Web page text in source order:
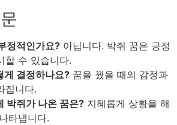
정적인가요? 아닙니다. 박쥐 꿈은 긍정
할 수 있습니다.
게 결정하나요? 꿈을 꿨을 때의 감정과
집니다.
박쥐가 나온 꿈은? 지혜롭게 상황을 해
타냅니다.